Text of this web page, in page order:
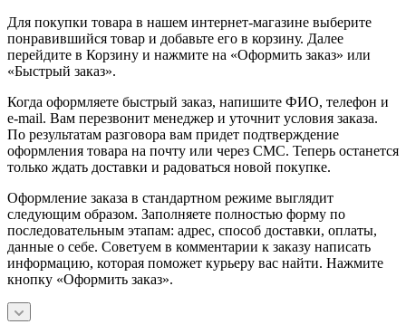
Для покупки товара в нашем интернет-магазине выберите
понравившийся товар и добавьте его в корзину. Далее
перейдите в Корзину и нажмите на «Оформить заказ» или
«Быстрый заказ».
Когда оформляете быстрый заказ, напишите ФИО, телефон и
e-mail. Вам перезвонит менеджер и уточнит условия заказа.
По результатам разговора вам придет подтверждение
оформления товара на почту или через СМС. Теперь останется
только ждать доставки и радоваться новой покупке.
Оформление заказа в стандартном режиме выглядит
следующим образом. Заполняете полностью форму по
последовательным этапам: адрес, способ доставки, оплаты,
данные о себе. Советуем в комментарии к заказу написать
информацию, которая поможет курьеру вас найти. Нажмите
кнопку «Оформить заказ».